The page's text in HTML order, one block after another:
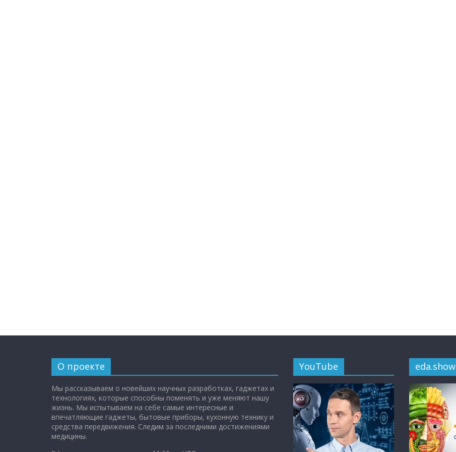
О проекте
Мы рассказываем о новейших научных разработках, гаджетах и
технологиях, которые способны поменять и уже меняют нашу
жизнь. Мы испытываем на себе самые интересные и
впечатляющие гаджеты, бытовые приборы, кухонную технику и
средства передвижения. Следим за последними достижениями
медицины.
YouTube eda.show